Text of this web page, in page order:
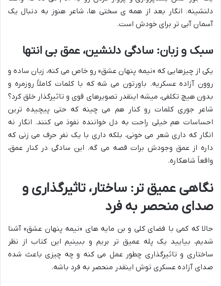
دلنشینه. انگار بعد از همه ی سختی ها، شاعر هنوز به دنبال یک
آسمان آبی تر برای خودش است.
سبک و زبان: سادگی دلنشین، عمق بی انتها
یکی از چیزهایی که «نیمه پنهان عشق» رو خاص می کنه، زبان ساده و
روون آزاده عسکریه. باورتون می شه که با کلمات کاملاً روزمره و
بدون هیچ تکلفی، میشه اینقدر تصویرهای قوی و تاثیرگذار خلق کرد؟
شاعر جوری کلمات رو کنار هم می چینه که حتی پیچیده ترین
احساسات هم خیلی راحت به دل خواننده نفوذ می کنند. انگار نه
انگار که داری شعر می خونی، بلکه داری با یک نفر حرف می زنی که
داره از عمق وجودش برات قصه می گه. این سادگی در کنار عمق،
واقعاً شاهکاره.
نگاهی عمیق تر: ساختار، تاثیرگذاری و
صدای منحصر به فرد
حالا که کمی با فضای کلی و بن مایه های «نیمه پنهان عشق» آشنا
شدیم، بیایید یک پله عمیق تر بریم و ببینیم این کتاب از نظر
ساختاری و تاثیرگذاری چطور عمل می کنه و چه چیزی باعث شده
صدای آزاده عسکری توش اینقدر منحصر به فرد باشه.